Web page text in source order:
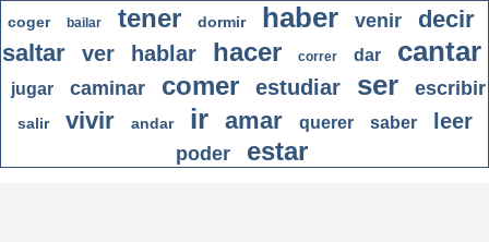
coger bailar tener dormir haber venir
decir
saltar
ver hablar hacer correr dar cantar
jugar caminar comer estudiar ser escribir
salir vivir andar ir amar querer saber leer
poder estar